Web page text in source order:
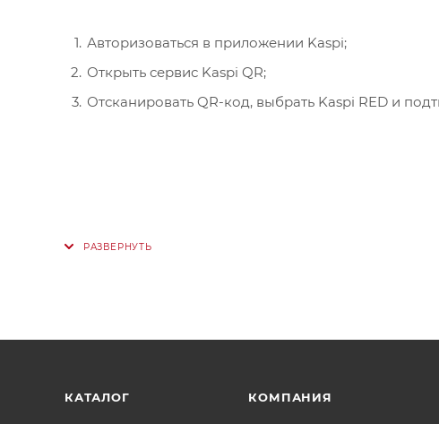
Авторизоваться в приложении Kaspi;
Открыть сервис Kaspi QR;
Отсканировать QR-код, выбрать Kaspi RED и
КАТАЛОГ КОМПАНИЯ